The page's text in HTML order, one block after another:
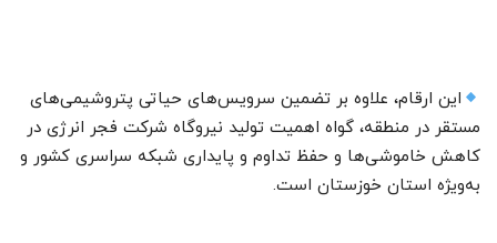
این ارقام، علاوه بر تضمین سرویس‌های حیاتی پتروشیمی‌های
مستقر در منطقه، گواه اهمیت تولید نیروگاه شرکت فجر انرژی در
کاهش خاموشی‌ها و حفظ تداوم و پایداری شبکه سراسری کشور و
به‌ویژه استان خوزستان است.